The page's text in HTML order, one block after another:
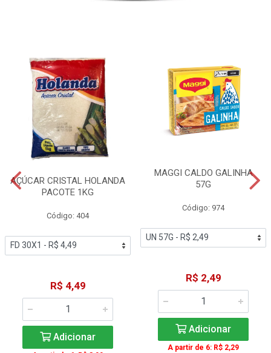
AÇÚCAR CRISTAL HOLANDA
PACOTE 1KG
Código: 404
R$ 4,49
Adicionar
MAGGI CALDO GALINHA
57G
Código: 974
R$ 2,49
Adicionar
A partir de 6: R$ 2,29